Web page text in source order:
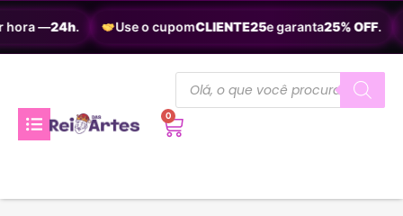
—24h. Use o cupomCLIENTE25e garanta25% OFF.
0